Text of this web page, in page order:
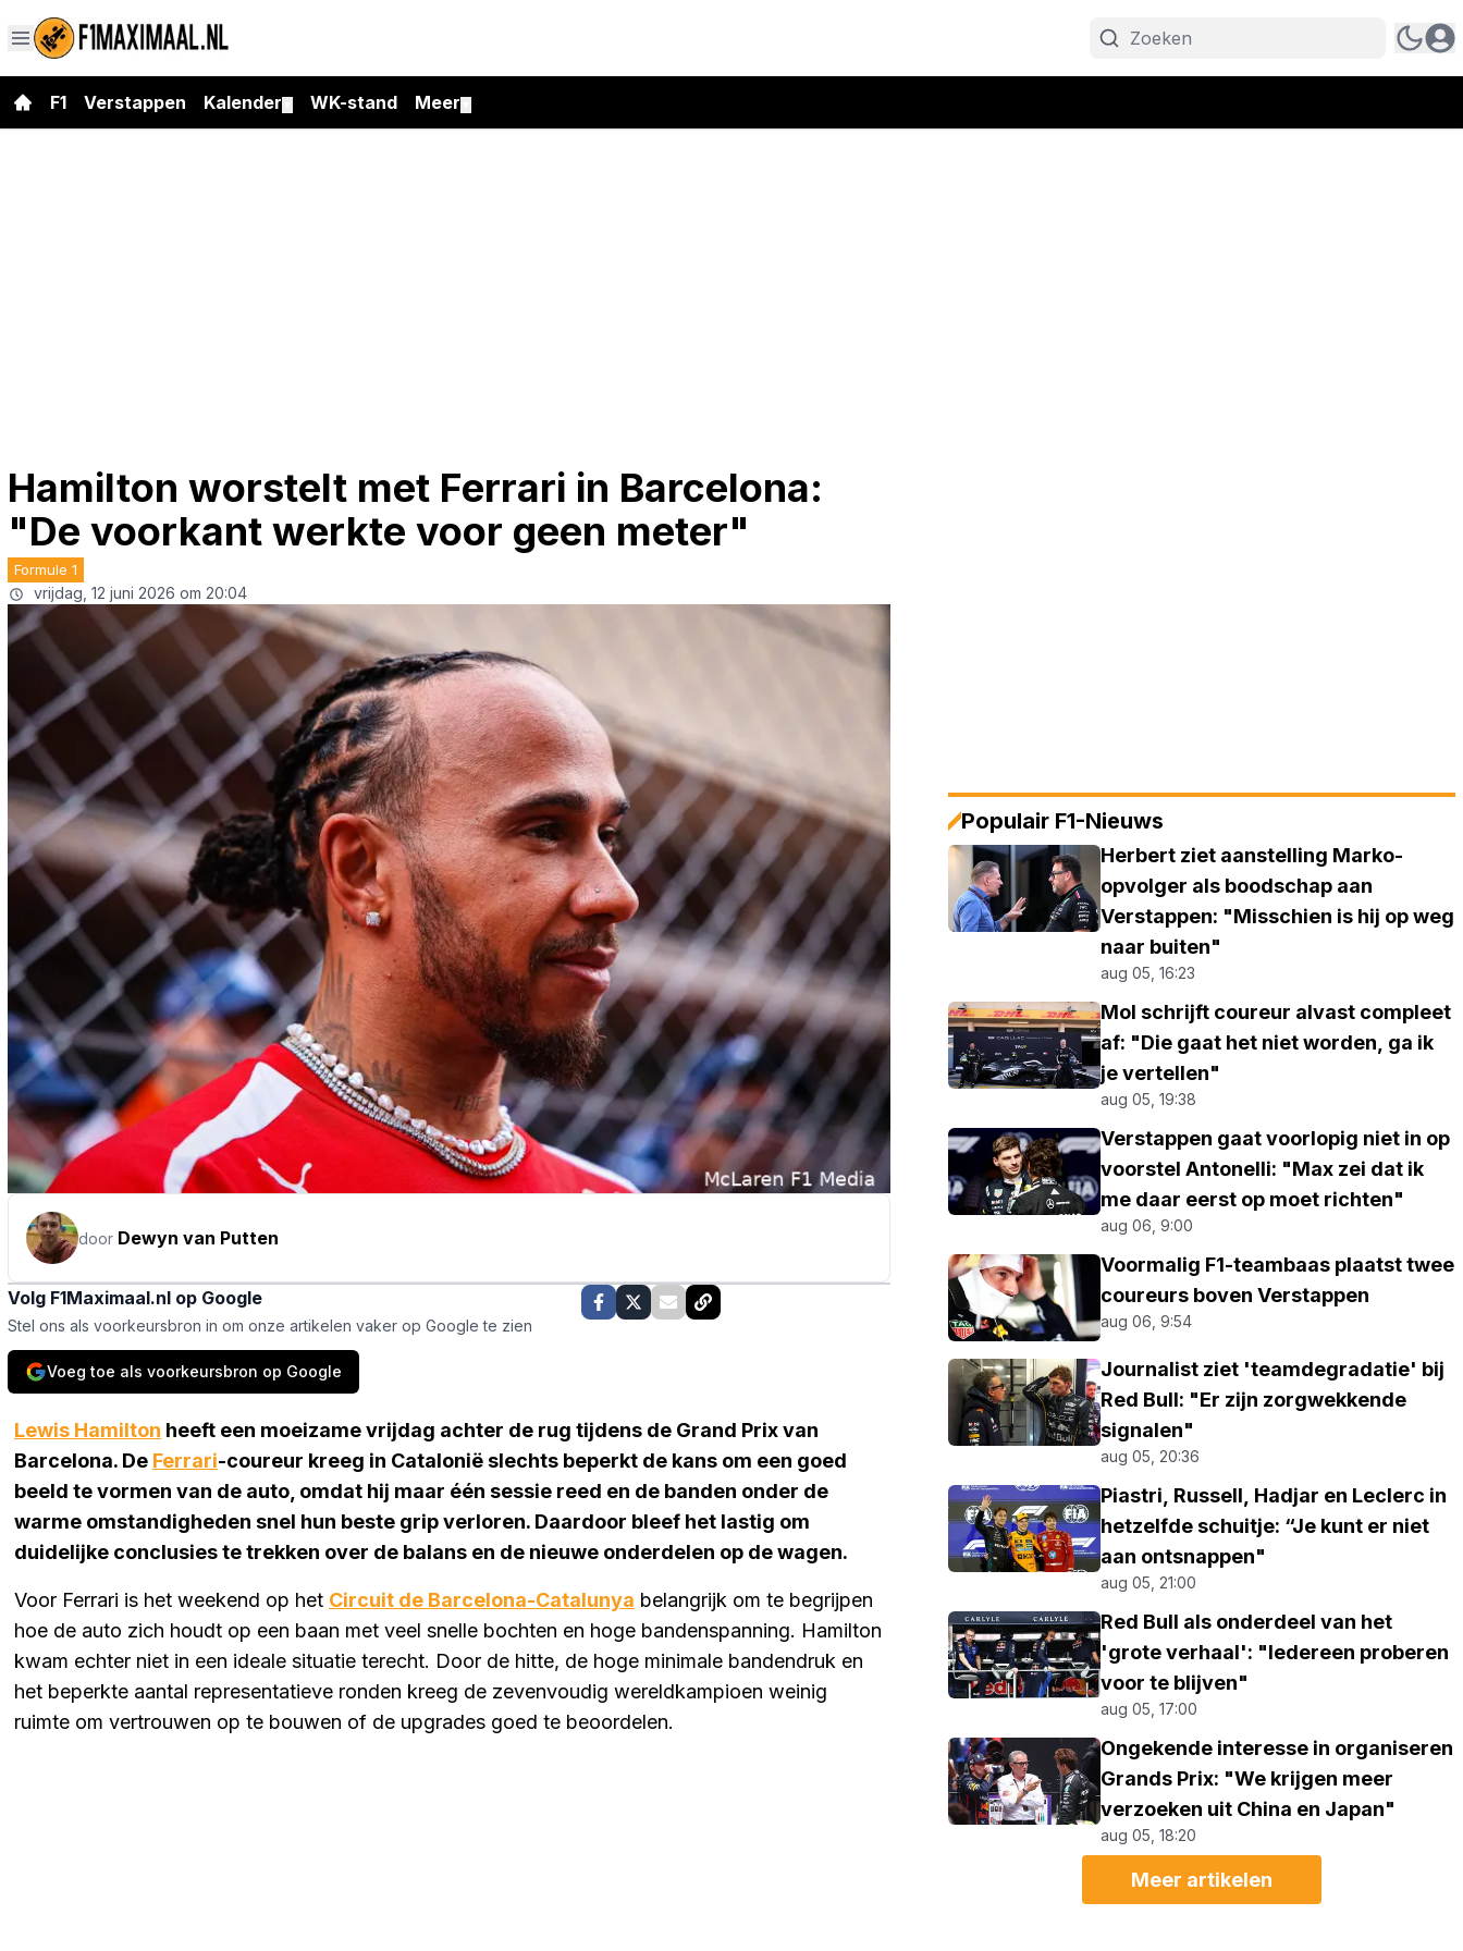
F1 Verstappen Kalender WK-stand Meer
Hamilton worstelt met Ferrari in Barcelona:
"De voorkant werkte voor geen meter"
Formule 1
vrijdag, 12 juni 2026 om 20:04
door Dewyn van Putten
Volg F1Maximaal.nl op Google
Stel ons als voorkeursbron in om onze artikelen vaker op Google te zien
Voeg toe als voorkeursbron op Google
Lewis Hamilton heeft een moeizame vrijdag achter de rug tijdens de Grand Prix van
Barcelona. De Ferrari-coureur kreeg in Catalonië slechts beperkt de kans om een goed
beeld te vormen van de auto, omdat hij maar één sessie reed en de banden onder de
warme omstandigheden snel hun beste grip verloren. Daardoor bleef het lastig om
duidelijke conclusies te trekken over de balans en de nieuwe onderdelen op de wagen.
Voor Ferrari is het weekend op het Circuit de Barcelona-Catalunya belangrijk om te begrijpen
hoe de auto zich houdt op een baan met veel snelle bochten en hoge bandenspanning. Hamilton
kwam echter niet in een ideale situatie terecht. Door de hitte, de hoge minimale bandendruk en
het beperkte aantal representatieve ronden kreeg de zevenvoudig wereldkampioen weinig
ruimte om vertrouwen op te bouwen of de upgrades goed te beoordelen.
Populair F1-Nieuws
Herbert ziet aanstelling Marko-
opvolger als boodschap aan
Verstappen: "Misschien is hij op weg
naar buiten"
aug 05, 16:23
Mol schrijft coureur alvast compleet
af: "Die gaat het niet worden, ga ik
je vertellen"
aug 05, 19:38
Verstappen gaat voorlopig niet in op
voorstel Antonelli: "Max zei dat ik
me daar eerst op moet richten"
aug 06, 9:00
Voormalig F1-teambaas plaatst twee
coureurs boven Verstappen
aug 06, 9:54
Journalist ziet 'teamdegradatie' bij
Red Bull: "Er zijn zorgwekkende
signalen"
aug 05, 20:36
Piastri, Russell, Hadjar en Leclerc in
hetzelfde schuitje: “Je kunt er niet
aan ontsnappen"
aug 05, 21:00
Red Bull als onderdeel van het
'grote verhaal': "Iedereen proberen
voor te blijven"
aug 05, 17:00
Ongekende interesse in organiseren
Grands Prix: "We krijgen meer
verzoeken uit China en Japan"
aug 05, 18:20
Meer artikelen